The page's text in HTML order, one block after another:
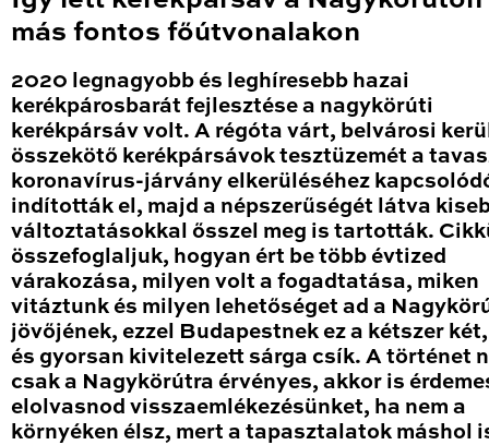
más fontos főútvonalakon
2020 legnagyobb és leghíresebb hazai
kerékpárosbarát fejlesztése a nagykörúti
kerékpársáv volt. A régóta várt, belvárosi
összekötő kerékpársávok tesztüzemét a
koronavírus-járvány elkerüléséhez
indították el, majd a népszerűségét látva
változtatásokkal ősszel meg is tartották.
összefoglaljuk, hogyan ért be több évtized
várakozása, milyen volt a fogadtatása, miken
vitáztunk és milyen lehetőséget ad a
jövőjének, ezzel Budapestnek ez a kétszer
és gyorsan kivitelezett sárga csík. A történet
csak a Nagykörútra érvényes, akkor is
elolvasnod visszaemlékezésünket, ha nem a
környéken élsz, mert a tapasztalatok máshol